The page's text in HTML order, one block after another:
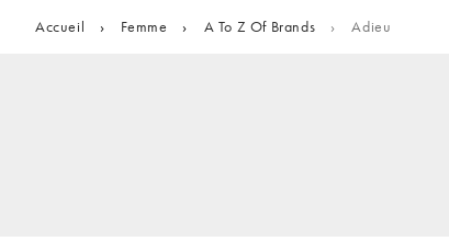
Accueil › Femme › A To Z Of Brands › Adieu